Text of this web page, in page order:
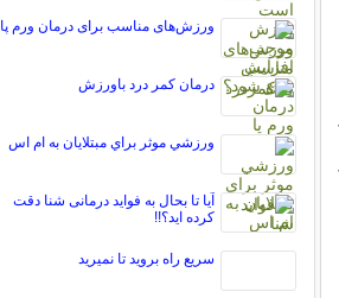
ورزش‌های مناسب برای درمان ورم پا
درمان کمر درد باورزش
ورزشي موثر براي مبتلايان به ام اس
آیا تا بحال به فواید درمانی شنا دقت
کرده اید؟!!
سريع راه برويد تا نميريد